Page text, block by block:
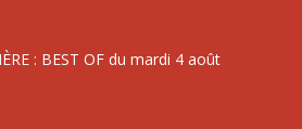
: BEST OF du mardi 4 août